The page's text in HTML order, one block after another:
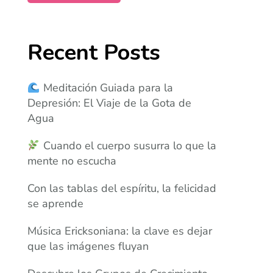
Recent Posts
Meditación Guiada para la
Depresión: El Viaje de la Gota de
Agua
Cuando el cuerpo susurra lo que la
mente no escucha
Con las tablas del espíritu, la felicidad
se aprende
Música Ericksoniana: la clave es dejar
que las imágenes fluyan